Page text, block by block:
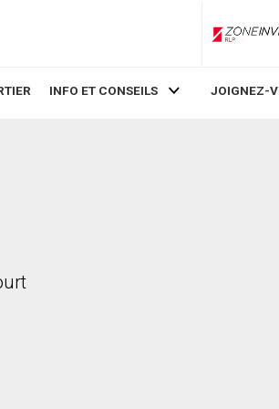
INFO ET CONSEILS JOIGNEZ-